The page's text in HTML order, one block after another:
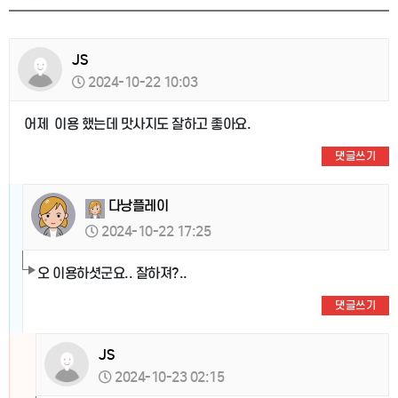
JS
2024-10-22 10:03
어제 이용 했는데 맛사지도 잘하고 좋아요.
댓글쓰기
다낭플레이
2024-10-22 17:25
오 이용하셧군요.. 잘하져?..
댓글쓰기
JS
2024-10-23 02:15